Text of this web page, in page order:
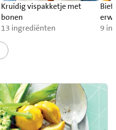
Kruidig vispakketje met
bonen
13 ingrediënten
9